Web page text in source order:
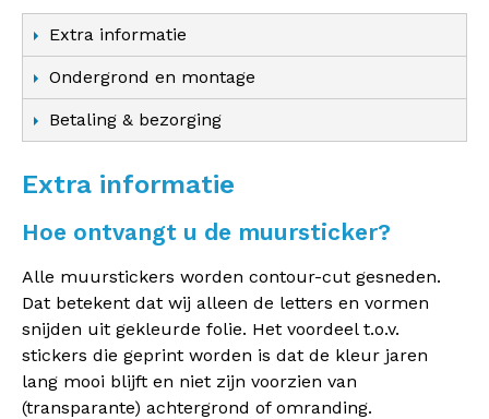
Extra informatie
Ondergrond en montage
Betaling & bezorging
Extra informatie
Hoe ontvangt u de muursticker?
Alle muurstickers worden contour-cut gesneden.
Dat betekent dat wij alleen de letters en vormen
snijden uit gekleurde folie. Het voordeel t.o.v.
stickers die geprint worden is dat de kleur jaren
lang mooi blijft en niet zijn voorzien van
(transparante) achtergrond of omranding.